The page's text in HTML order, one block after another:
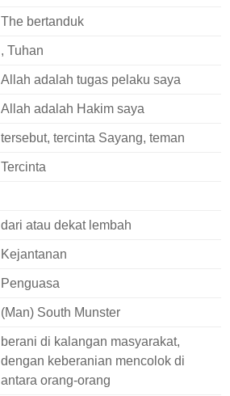
The bertanduk
, Tuhan
Allah adalah tugas pelaku saya
Allah adalah Hakim saya
tersebut, tercinta Sayang, teman
Tercinta
dari atau dekat lembah
Kejantanan
Penguasa
(Man) South Munster
berani di kalangan masyarakat,
dengan keberanian mencolok di
antara orang-orang